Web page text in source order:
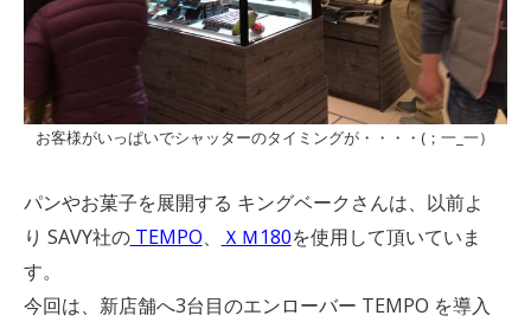
お客様がいっぱいでシャッターのタイミングが・・・・(；一_一）
パンやお菓子を展開する キングベークさんは、以前よ
り SAVY社のTEMPO、 ＸＭ180を使用して頂いていま
す。
今回は、新店舗へ3台目のエンローバー TEMPO を導入